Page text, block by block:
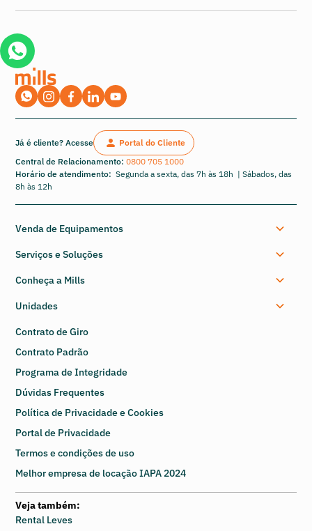
Já é cliente? Acesse
Portal do Cliente
Central de Relacionamento:0800 705 1000
Horário de atendimento:Segunda a sexta, das 7h às 18h | Sábados, das
8h às 12h
Venda de Equipamentos
Serviços e Soluções
Conheça a Mills
Unidades
Contrato de Giro
Contrato Padrão
Programa de Integridade
Dúvidas Frequentes
Política de Privacidade e Cookies
Portal de Privacidade
Termos e condições de uso
Melhor empresa de locação IAPA 2024
Veja também:
Rental Leves